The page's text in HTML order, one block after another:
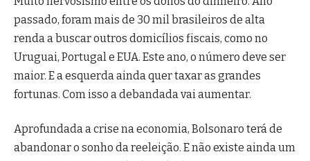
passado, foram mais de 30 mil brasileiros de alta
renda a buscar outros domicílios fiscais, como no
Uruguai, Portugal e EUA. Este ano, o número deve ser
maior. E a esquerda ainda quer taxar as grandes
fortunas. Com isso a debandada vai aumentar.
Aprofundada a crise na economia, Bolsonaro terá de
abandonar o sonho da reeleição. E não existe ainda um